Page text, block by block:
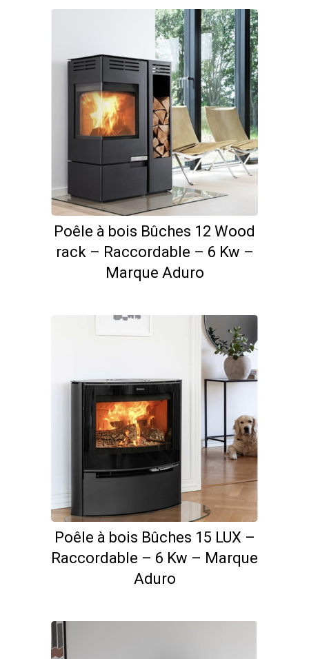
Poêle à bois Bûches 12 Wood
rack – Raccordable – 6 Kw –
Marque Aduro
Poêle à bois Bûches 15 LUX –
Raccordable – 6 Kw – Marque
Aduro